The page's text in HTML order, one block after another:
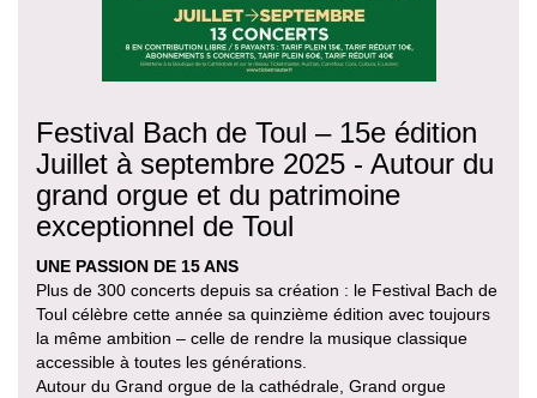
Festival Bach de Toul – 15e édition
Juillet à septembre 2025 - Autour du
grand orgue et du patrimoine
exceptionnel de Toul
UNE PASSION DE 15 ANS
Plus de 300 concerts depuis sa création : le Festival Bach de
Toul célèbre cette année sa quinzième édition avec toujours
la même ambition – celle de rendre la musique classique
accessible à toutes les générations.
Autour du Grand orgue de la cathédrale, Grand orgue